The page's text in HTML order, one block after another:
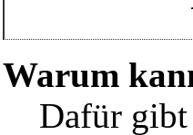
Warum
Dafür gibt